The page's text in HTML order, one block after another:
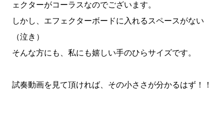
ェクターがコーラスなのでございます。
しかし、エフェクターボードに入れるスペースがない
（泣き）
そんな方にも、私にも嬉しい手のひらサイズです。
試奏動画を見て頂ければ、その小ささが分かるはず！！